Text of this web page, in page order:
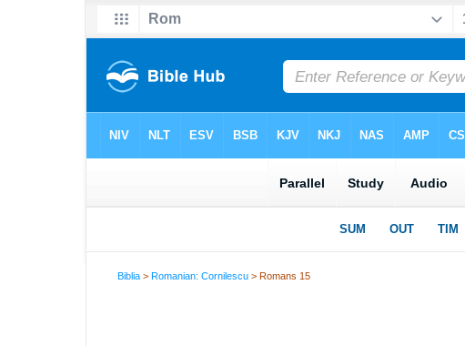
Biblia >Romanian: Cornilescu > Romans 15